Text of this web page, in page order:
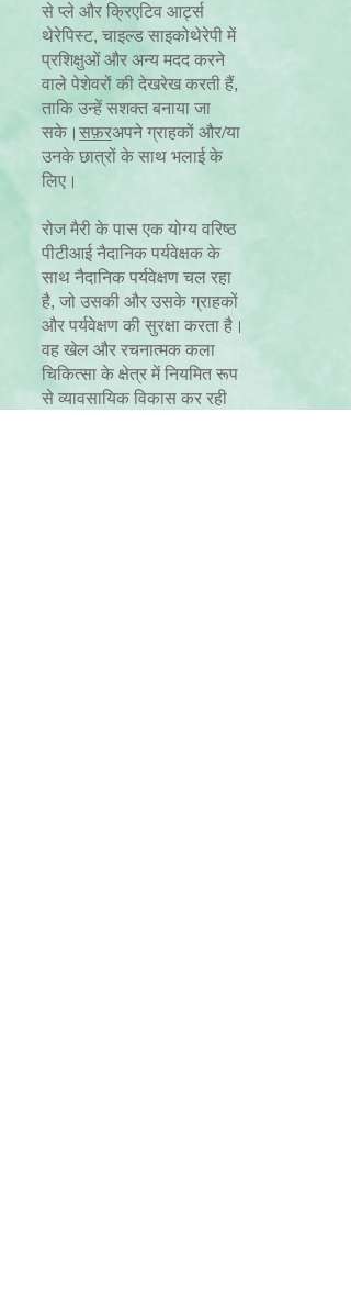
से प्ले और क्रिएटिव आर्ट्स
थेरेपिस्ट, चाइल्ड साइकोथेरेपी में
प्रशिक्षुओं और अन्य मदद करने
वाले पेशेवरों की देखरेख करती हैं,
ताकि उन्हें सशक्त बनाया जा
सके। सफ़रअपने ग्राहकों और/या
उनके छात्रों के साथ भलाई के
लिए।
रोज मैरी के पास एक योग्य वरिष्ठ
पीटीआई नैदानिक पर्यवेक्षक के
साथ नैदानिक पर्यवेक्षण चल रहा
है, जो उसकी और उसके ग्राहकों
और पर्यवेक्षण की सुरक्षा करता है।
वह खेल और रचनात्मक कला
चिकित्सा के क्षेत्र में नियमित रूप
से व्यावसायिक विकास कर रही